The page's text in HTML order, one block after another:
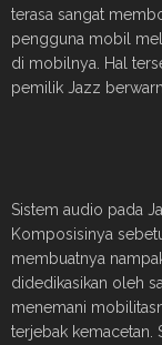
terasa sangat
pengguna mobil
di mobilnya. Hal
pemilik Jazz
Sistem audio pada
Komposisinya
membuatnya
didedikasikan oleh
menemani
terjebak kemacetan.